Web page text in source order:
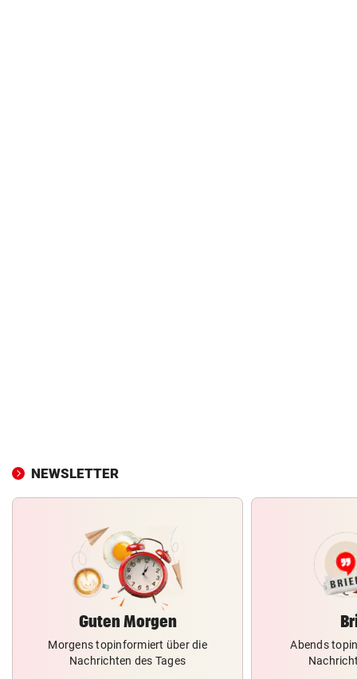
NEWSLETTER
Guten Morgen
Morgens topinformiert über die
Nachrichten des Tages
Abends